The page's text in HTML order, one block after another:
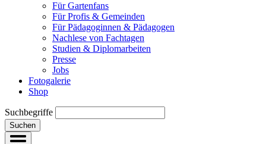
Für Gartenfans
Für Profis & Gemeinden
Für Pädagoginnen & Pädagogen
Nachlese von Fachtagen
Studien & Diplomarbeiten
Presse
Jobs
Fotogalerie
Shop
Suchbegriffe
Suchen